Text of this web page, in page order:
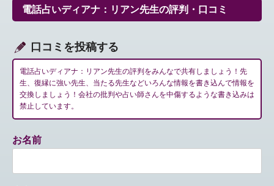
ー
シ
ン
電話占いディアナ：リアン先生の評判・口コミ
口コミを投稿する
電話占いディアナ：リアン先生の評判をみんなで共有しましょう！先
生、復縁に強い先生、当たる先生などいろんな情報を書き込んで情報を
交換しましょう！会社の批判や占い師さんを中傷するような書き込みは
禁止しています。
お名前